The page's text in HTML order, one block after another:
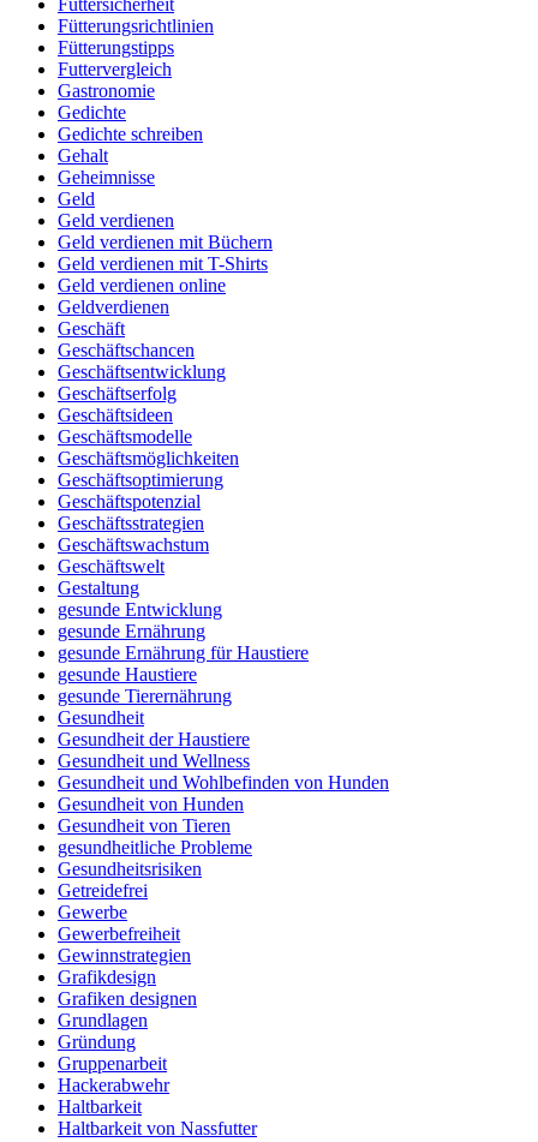
Fütterungsrichtlinien
Fütterungstipps
Futtervergleich
Gastronomie
Gedichte
Gedichte schreiben
Gehalt
Geheimnisse
Geld
Geld verdienen
Geld verdienen mit Büchern
Geld verdienen mit T-Shirts
Geld verdienen online
Geldverdienen
Geschäft
Geschäftschancen
Geschäftsentwicklung
Geschäftserfolg
Geschäftsideen
Geschäftsmodelle
Geschäftsmöglichkeiten
Geschäftsoptimierung
Geschäftspotenzial
Geschäftsstrategien
Geschäftswachstum
Geschäftswelt
Gestaltung
gesunde Entwicklung
gesunde Ernährung
gesunde Ernährung für Haustiere
gesunde Haustiere
gesunde Tierernährung
Gesundheit
Gesundheit der Haustiere
Gesundheit und Wellness
Gesundheit und Wohlbefinden von Hunden
Gesundheit von Hunden
Gesundheit von Tieren
gesundheitliche Probleme
Gesundheitsrisiken
Getreidefrei
Gewerbe
Gewerbefreiheit
Gewinnstrategien
Grafikdesign
Grafiken designen
Grundlagen
Gründung
Gruppenarbeit
Hackerabwehr
Haltbarkeit
Haltbarkeit von Nassfutter